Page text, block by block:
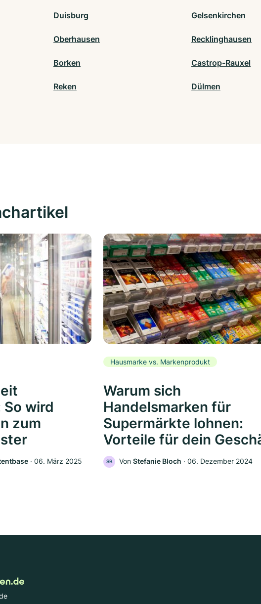
Duisburg Gelsenkirchen
Oberhausen Recklinghausen
Borken Castrop-Rauxel
Reken Dülmen
wird
zum
‧ 06. März 2025
Hausmarke vs. Markenprodukt
Warum sich
Handelsmarken für
Supermärkte lohnen:
Vorteile für dein
SB Von Stefanie Bloch ‧ 06. Dezember 2024